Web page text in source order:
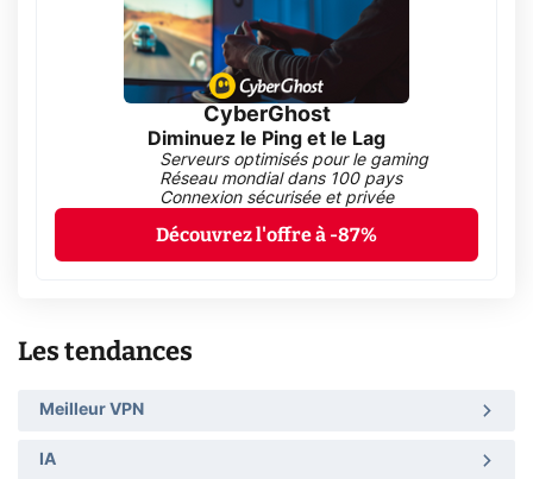
CyberGhost
Diminuez le Ping et le Lag
Serveurs optimisés pour le gaming
Réseau mondial dans 100 pays
Connexion sécurisée et privée
Découvrez l'offre à -87%
Les tendances
Meilleur VPN
IA